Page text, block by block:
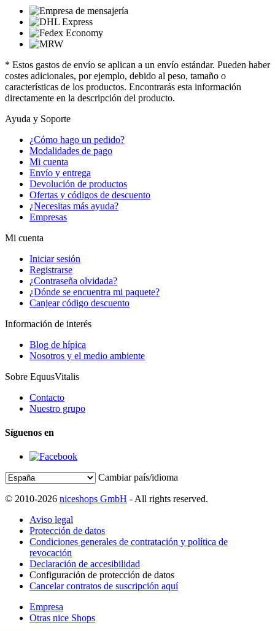
* Estos gastos de envío se aplican a un envío estándar. Pueden haber
costes adicionales, por ejemplo, debido al peso, tamaño o
características de los productos. Encontrarás esta información
directamente en la descripción del producto.
Ayuda y Soporte
¿Cómo hago un pedido?
Modalidades de pago
Mi cuenta
Envío y entrega
Devolución de productos
Ofertas y códigos de descuento
¿Necesitas más ayuda?
Empresas
Mi cuenta
Iniciar sesión
Registrarse
¿Contraseña olvidada?
¿Dónde se encuentra mi paquete?
Canjear código descuento
Información de interés
Blog de hípica
Nosotros y el medio ambiente
Sobre EquusVitalis
Contacto
Nuestro grupo
Síguenos en
Cambiar país/idioma
© 2010-2026 niceshops GmbH - All rights reserved.
Aviso legal
Protección de datos
Condiciones generales de contratación y política de
revocación
Declaración de accesibilidad
Configuración de protección de datos
Cancelar contratos de suscripción aquí
Empresa
Otras nice Shops